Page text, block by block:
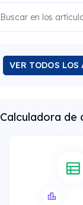
VER TODOS
Calculadora